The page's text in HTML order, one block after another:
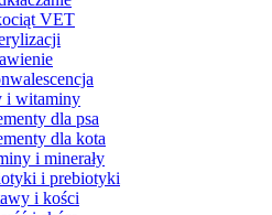
VET
i witaminy
dla psa
dla kota
i minerały
i prebiotyki
i kości